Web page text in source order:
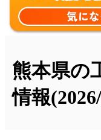
熊本県の
情報